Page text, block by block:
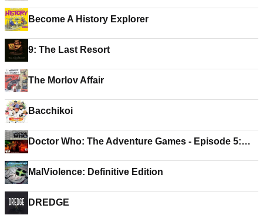
Become A History Explorer
9: The Last Resort
The Morlov Affair
Bacchikoi
Doctor Who: The Adventure Games - Episode 5:
MalViolence: Definitive Edition
DREDGE